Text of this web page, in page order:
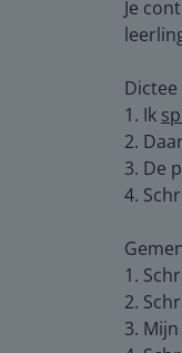
Je
1. Ik
2.
3. De
4.
1.
2.
3.